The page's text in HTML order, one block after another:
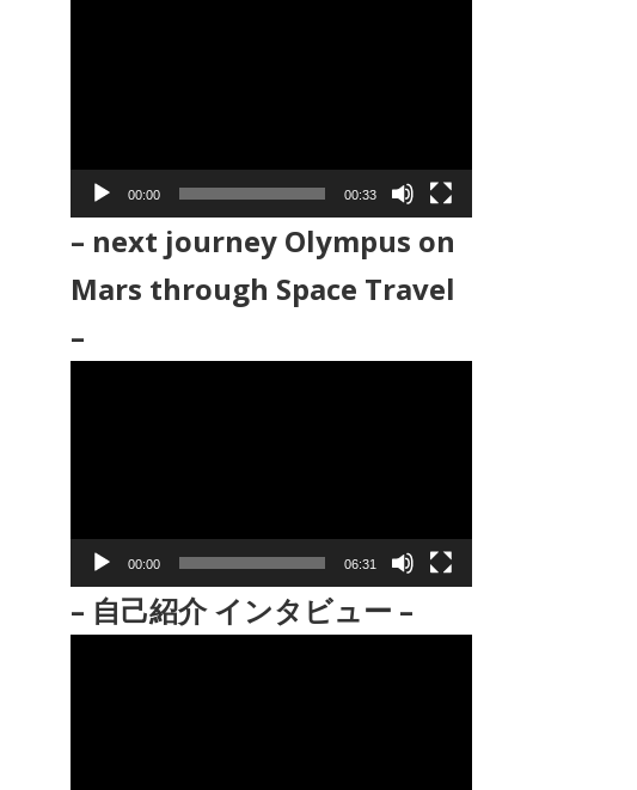
ヤ
00:00 00:33
– next journey Olympus on
Mars through Space Travel
–
ヤ
00:00 06:31
– 自己紹介 インタビュー –